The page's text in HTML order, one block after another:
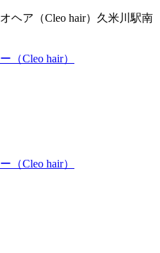
ヘア（Cleo hair）久米川駅南